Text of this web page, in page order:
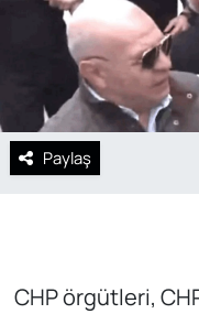
Paylaş
CHP örgütleri,